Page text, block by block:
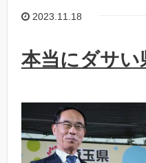
2023.11.18
本当にダサい